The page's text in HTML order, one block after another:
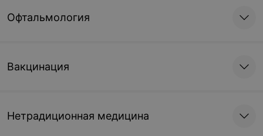
Офтальмология
Вакцинация
Нетрадиционная медицина